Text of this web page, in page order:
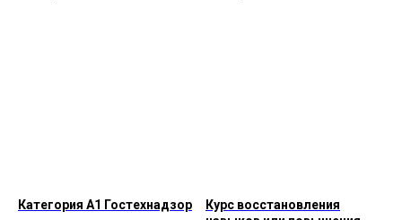
Категория А1 Гостехнадзор
Курс восстановления